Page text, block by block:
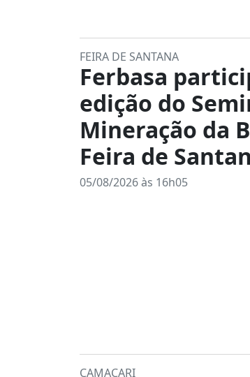
FEIRA DE SANTANA
Ferbasa
edição do
Mineração da
Feira de
05/08/2026 às 16h05
CAMAÇARI